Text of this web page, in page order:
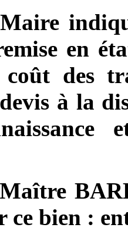
en
des
à la
ce bien :